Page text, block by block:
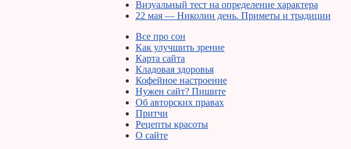
Визуальный тест на определение характера
22 мая — Николин день. Приметы и традиции
Все про сон
Как улучшить зрение
Карта сайта
Кладовая здоровья
Кофейное настроение
Нужен сайт? Пишите
Об авторских правах
Притчи
Рецепты красоты
О сайте